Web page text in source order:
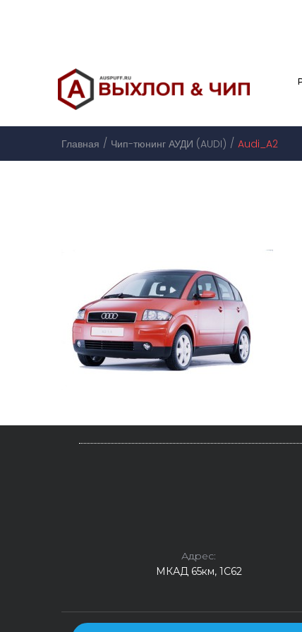
Главная / Чип-тюнинг АУДИ (AUDI) / Audi_A2
Адрес:
МКАД 65км, 1С62